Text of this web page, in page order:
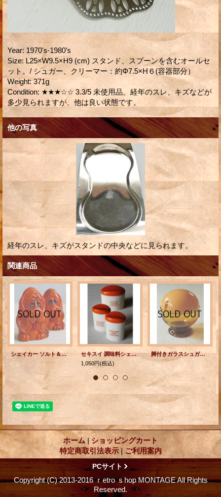
Year: 1970's-1980’s
Size: L25×W9.5×H9 (cm) スタンド、スプーンを含むオールセ
ット。/ シュガー、クリーマー：約Φ7.5×H６(容器部分）
Weight: 371g
Condition: ★★★☆☆ 3.3/5 未使用品。経年のスレ、キズなどが
多少見られますが、他は良い状態です。
他の写真
経年のスレ、キズがスタンドの中央などに見られます。
関連商品
シェイカー ソルト＆ペッパー ハウンドドッグ J.S.N.Y
セキスイ 調味料シェイカー＆ポット3PCセット SALT,PEPPER& SUGAR
1,050円(税込)
脚付きガラスシュガーポット プラスチックキャップ/アンバーグラス
ホーム | ショッピングカート
特定商取引法表示 | ご利用案内
PCサイト
Copyright (C) 2013-2016 ｒetro ｓhop MONTAGE All Rights
Reserved.